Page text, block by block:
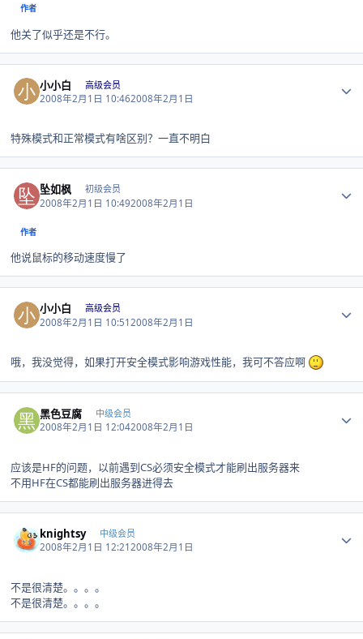
作者
他关了似乎还是不行。
小小白 高级会员
2008年2月1日 10:462008年2月1日
特殊模式和正常模式有啥区别？一直不明白
坠如枫 初级会员
2008年2月1日 10:492008年2月1日
作者
他说鼠标的移动速度慢了
小小白 高级会员
2008年2月1日 10:512008年2月1日
哦，我没觉得，如果打开安全模式影响游戏性能，我可不答应啊
黑色豆腐 中级会员
2008年2月1日 12:042008年2月1日
应该是HF的问题，以前遇到CS必须安全模式才能刷出服务器来
不用HF在CS都能刷出服务器进得去
knightsy 中级会员
2008年2月1日 12:212008年2月1日
不是很清楚。。。。
不是很清楚。。。。